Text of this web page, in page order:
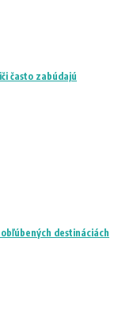
často zabúdajú
destináciách